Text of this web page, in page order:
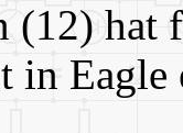
(12)
in